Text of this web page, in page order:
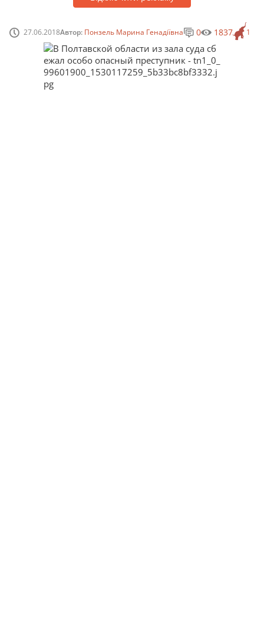
27.06.2018Автор: Понзель Марина Генадіївна 1
0 1837